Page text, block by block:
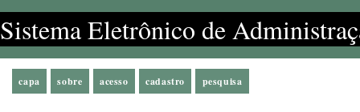
Sistema Eletrônico de
capa sobre acesso cadastro pesquisa